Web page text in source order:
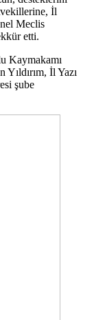
İl
Meclis
etti.
Kaymakamı
İl Yazı
şube